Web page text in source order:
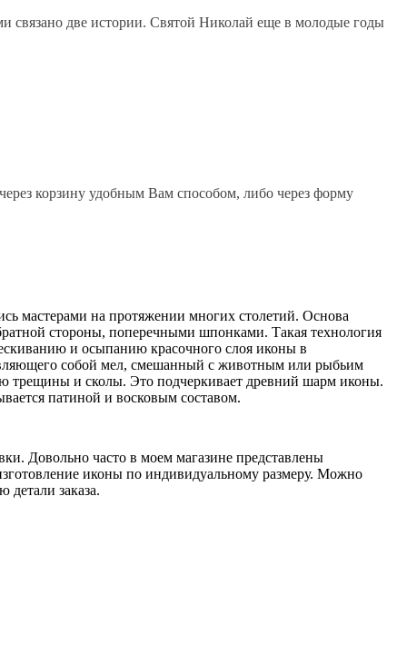
связано две истории. Святой Николай еще в молодые годы
корзину удобным Вам способом, либо через форму
мастерами на протяжении многих столетий. Основа
стороны, поперечными шпонками. Такая технология
и осыпанию красочного слоя иконы в
собой мел, смешанный с животным или рыбьим
трещины и сколы. Это подчеркивает древний шарм иконы.
патиной и восковым составом.
Довольно часто в моем магазине представлены
иконы по индивидуальному размеру. Можно
заказа.